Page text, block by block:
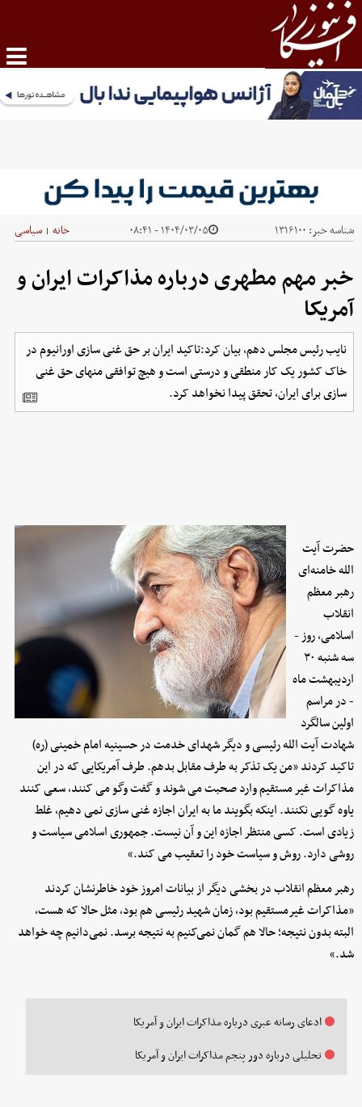
شناسه خبر: ۱۳۱۶۱۰۰ ۱۴۰۴/۰۳/۰۵ - ۰۸:۴۱ خانه | سیاسی
خبر مهم مطهری درباره مذاکرات ایران و
آمریکا
نایب رئیس مجلس دهم، بیان کرد:تاکید ایران بر حق غنی سازی اورانیوم در
خاک کشور یک کار منطقی و درستی است و هیچ توافقی منهای حق غنی
سازی برای ایران، تحقق پیدا نخواهد کرد.
حضرت آیت
الله خامنه‌ای
رهبر معظم
انقلاب
اسلامی، روز -
سه شنبه ۳۰
اردیبهشت ماه
- در مراسم
اولین سالگرد
شهادت آیت الله رئیسی و دیگر شهدای خدمت در حسینیه امام خمینی (ره)
تاکید کردند «من یک تذکر به طرف مقابل بدهم. طرف آمریکایی که در این
مذاکرات غیر مستقیم وارد صحبت می شوند و گفت وگو می کنند، سعی کنند
یاوه گویی نکنند. اینکه بگویند ما به ایران اجازه غنی سازی نمی دهیم، غلط
زیادی است. کسی منتظر اجازه این و آن نیست. جمهوری اسلامی سیاست و
روشی دارد. روش و سیاست خود را تعقیب می کند.»
رهبر معظم انقلاب در بخشی دیگر از بیانات امروز خود خاطرنشان کردند
«مذاکرات غیرمستقیم بود، زمان شهید رئیسی هم بود، مثل حالا که هست،
البته بدون نتیجه؛ حالا هم گمان نمی‌کنیم به نتیجه برسد. نمی‌دانیم چه خواهد
شد.»
ادعای رسانه عبری درباره مذاکرات ایران و آمریکا
تحلیلی درباره دور پنجم مذاکرات ایران و آمریکا